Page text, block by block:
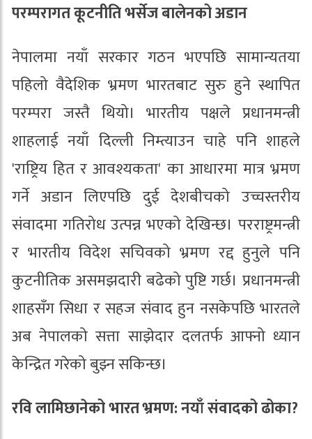
परम्परागत कूटनीति भर्सेज बालेनको अडान
नेपालमा नयाँ सरकार गठन भएपछि सामान्यतया
पहिलो वैदेशिक भ्रमण भारतबाट सुरु हुने स्थापित
परम्परा जस्तै थियो। भारतीय पक्षले प्रधानमन्त्री
शाहलाई नयाँ दिल्ली निम्त्याउन चाहे पनि शाहले
'राष्ट्रिय हित र आवश्यकता' का आधारमा मात्र भ्रमण
गर्ने अडान लिएपछि दुई देशबीचको उच्चस्तरीय
संवादमा गतिरोध उत्पन्न भएको देखिन्छ। परराष्ट्रमन्त्री
र भारतीय विदेश सचिवको भ्रमण रद्द हुनुले पनि
कुटनीतिक असमझदारी बढेको पुष्टि गर्छ। प्रधानमन्त्री
शाहसँग सिधा र सहज संवाद हुन नसकेपछि भारतले
अब नेपालको सत्ता साझेदार दलतर्फ आफ्नो ध्यान
केन्द्रित गरेको बुझ्न सकिन्छ।
रवि लामिछानेको भारत भ्रमण: नयाँ संवादको ढोका?